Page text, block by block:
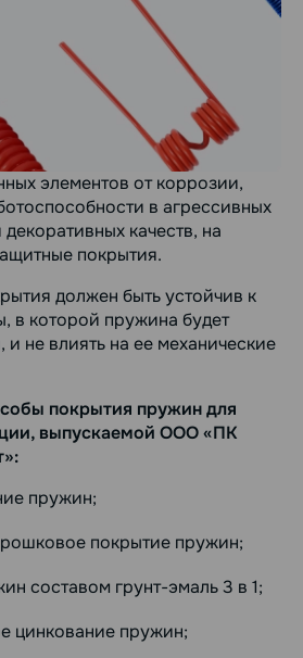
элементов от коррозии,
в агрессивных
качеств, на
покрытия.
должен быть устойчив к
в которой пружина будет
и не влиять на ее механические
покрытия пружин для
выпускаемой ООО «ПК
пружин;
покрытие пружин;
составом грунт-эмаль 3 в 1;
цинкование пружин;